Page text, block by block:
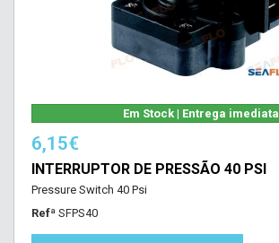
Em Stock | Entrega imediata
6,15€
INTERRUPTOR DE PRESSÃO 40 PSI
Pressure Switch 40 Psi
Refª SFPS40